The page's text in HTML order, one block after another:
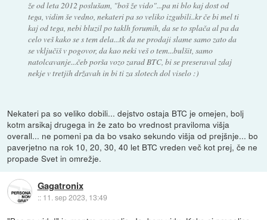
že od leta 2012 poslušam, "boš že vido"...pa ni blo kaj dost od
tega, vidim še vedno, nekateri pa so veliko izgubili..kr če bi mel ti
kaj od tega, nebi bluzil po taklh forumih, da se to splača al pa da
celo veš kako se s tem dela...tk da ne prodaji slame samo zato da
se vključiš v pogovor, da kao neki veš o tem...bulšit, samo
natolcavanje...čeb porša vozo zarad BTC, bi se preseraval zdaj
nekje v tretjih državah in bi ti za slotech dol viselo :)
Nekateri pa so veliko dobili... dejstvo ostaja BTC je omejen, bolj
kotm arsikaj drugega in že zato bo vrednost praviloma višja
overall... ne pomeni pa da bo vsako sekundo višja od prejšnje... bo
paverjetno na rok 10, 20, 30, 40 let BTC vreden več kot prej, če ne
propade Svet in omrežje.
Gagatronix
:: 11. sep 2023, 13:49